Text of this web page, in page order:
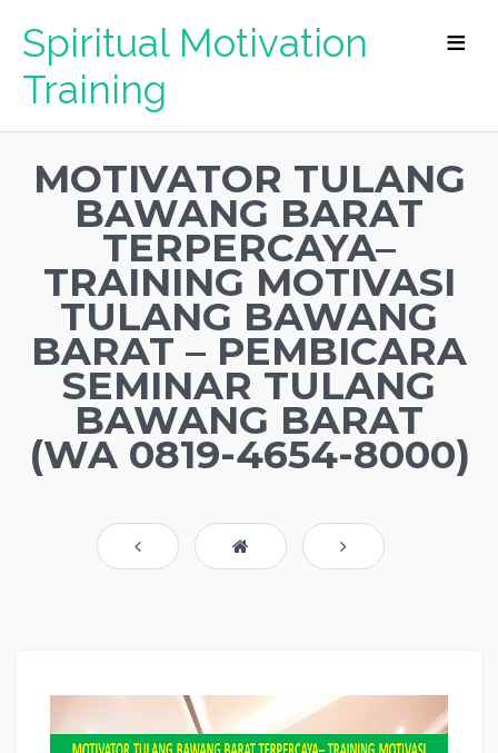
Spiritual Motivation
Training
MOTIVATOR TULANG
BAWANG BARAT
TERPERCAYA–
TRAINING MOTIVASI
TULANG BAWANG
BARAT – PEMBICARA
SEMINAR TULANG
BAWANG BARAT
(WA 0819-4654-8000)